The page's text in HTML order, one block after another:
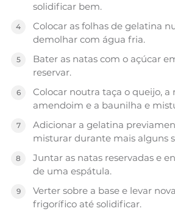
solidificar bem.
Colocar as folhas de gelatina
demolhar com água fria.
Bater as natas com o açúcar
reservar.
Colocar noutra taça o queijo,
amendoim e a baunilha e
Adicionar a gelatina
misturar durante mais alguns
Juntar as natas reservadas e
de uma espátula.
Verter sobre a base e levar
frigorífico até solidificar.